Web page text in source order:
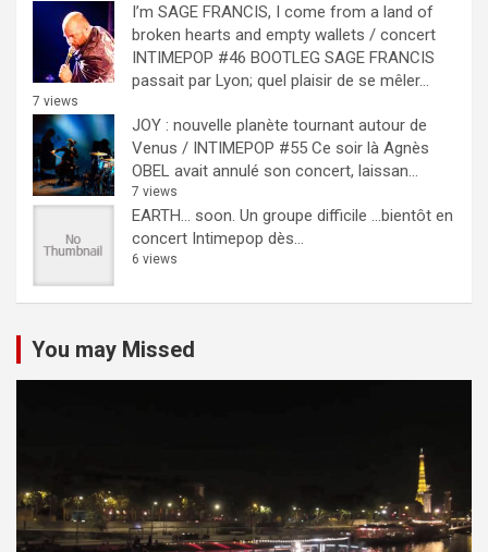
I’m SAGE FRANCIS, I come from a land of
broken hearts and empty wallets / concert
INTIMEPOP #46 BOOTLEG SAGE FRANCIS
passait par Lyon; quel plaisir de se mêler...
7 views
JOY : nouvelle planète tournant autour de
Venus / INTIMEPOP #55 Ce soir là Agnès
OBEL avait annulé son concert, laissan...
7 views
EARTH… soon. Un groupe difficile ...bientôt en
concert Intimepop dès...
6 views
You may Missed